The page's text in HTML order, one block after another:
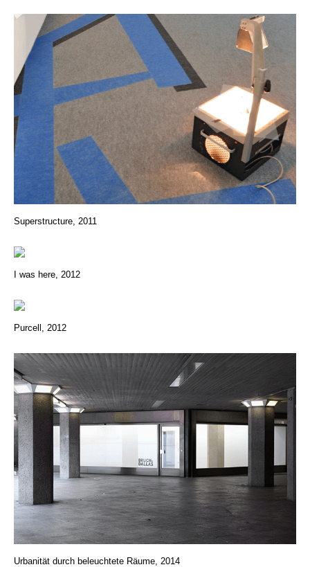
Superstructure, 2011
I was here, 2012
Purcell, 2012
Urbanität durch beleuchtete Räume, 2014